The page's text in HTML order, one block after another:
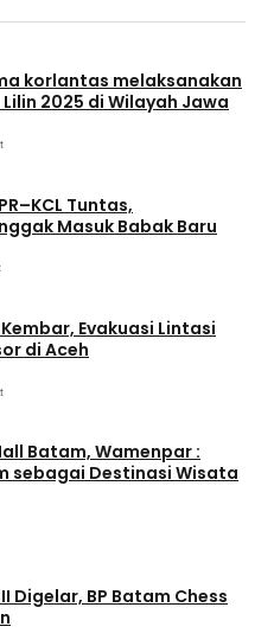
korlantas melaksanakan
2025 di Wilayah Jawa
Tuntas,
Masuk Babak Baru
Evakuasi Lintasi
di Aceh
Batam, Wamenpar :
sebagai Destinasi Wisata
Digelar, BP Batam Chess